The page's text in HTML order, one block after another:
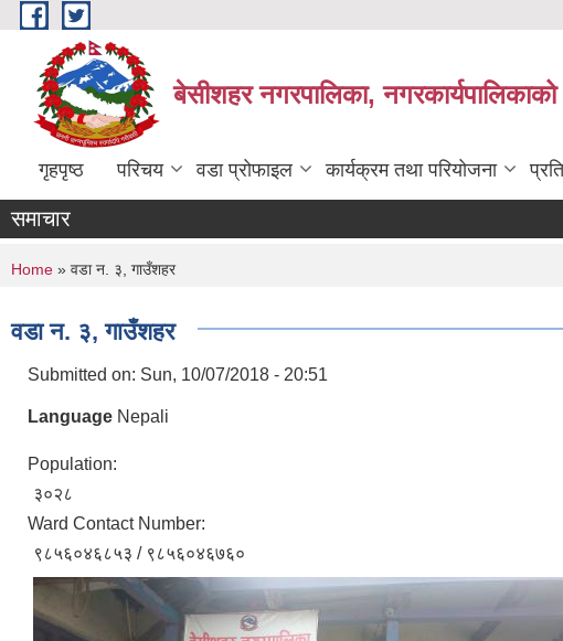
Skip to main content
बेसीशहर नगरपालिका,
गृहपृष्ठ परिचय वडा प्रोफाइल कार्यक्रम तथा परियोजना
समाचार
You are here
Home » वडा न. ३, गाउँशहर
वडा न. ३, गाउँशहर
Submitted on: Sun, 10/07/2018 - 20:51
Language Nepali
Population:
३०२८
Ward Contact Number:
९८५६०४६८५३ / ९८५६०४६७६०